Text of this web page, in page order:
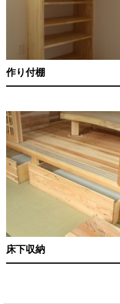
作り付棚
床下収納